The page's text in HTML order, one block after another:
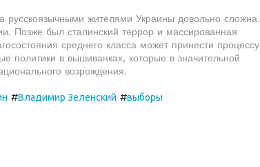
русскоязычными жителями Украины довольно сложна.
Позже был сталинский террор и массированная
среднего класса может принести процессу
политики в вышиванках, которые в значительной
возрождения.
#Владимир Зеленский #выборы